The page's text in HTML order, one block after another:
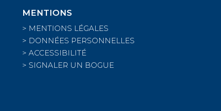
MENTIONS
> MENTIONS LÉGALES
> DONNÉES PERSONNELLES
> ACCESSIBILITÉ
> SIGNALER UN BOGUE